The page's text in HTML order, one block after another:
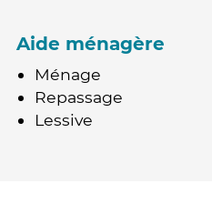
Aide ménagère
Ménage
Repassage
Lessive